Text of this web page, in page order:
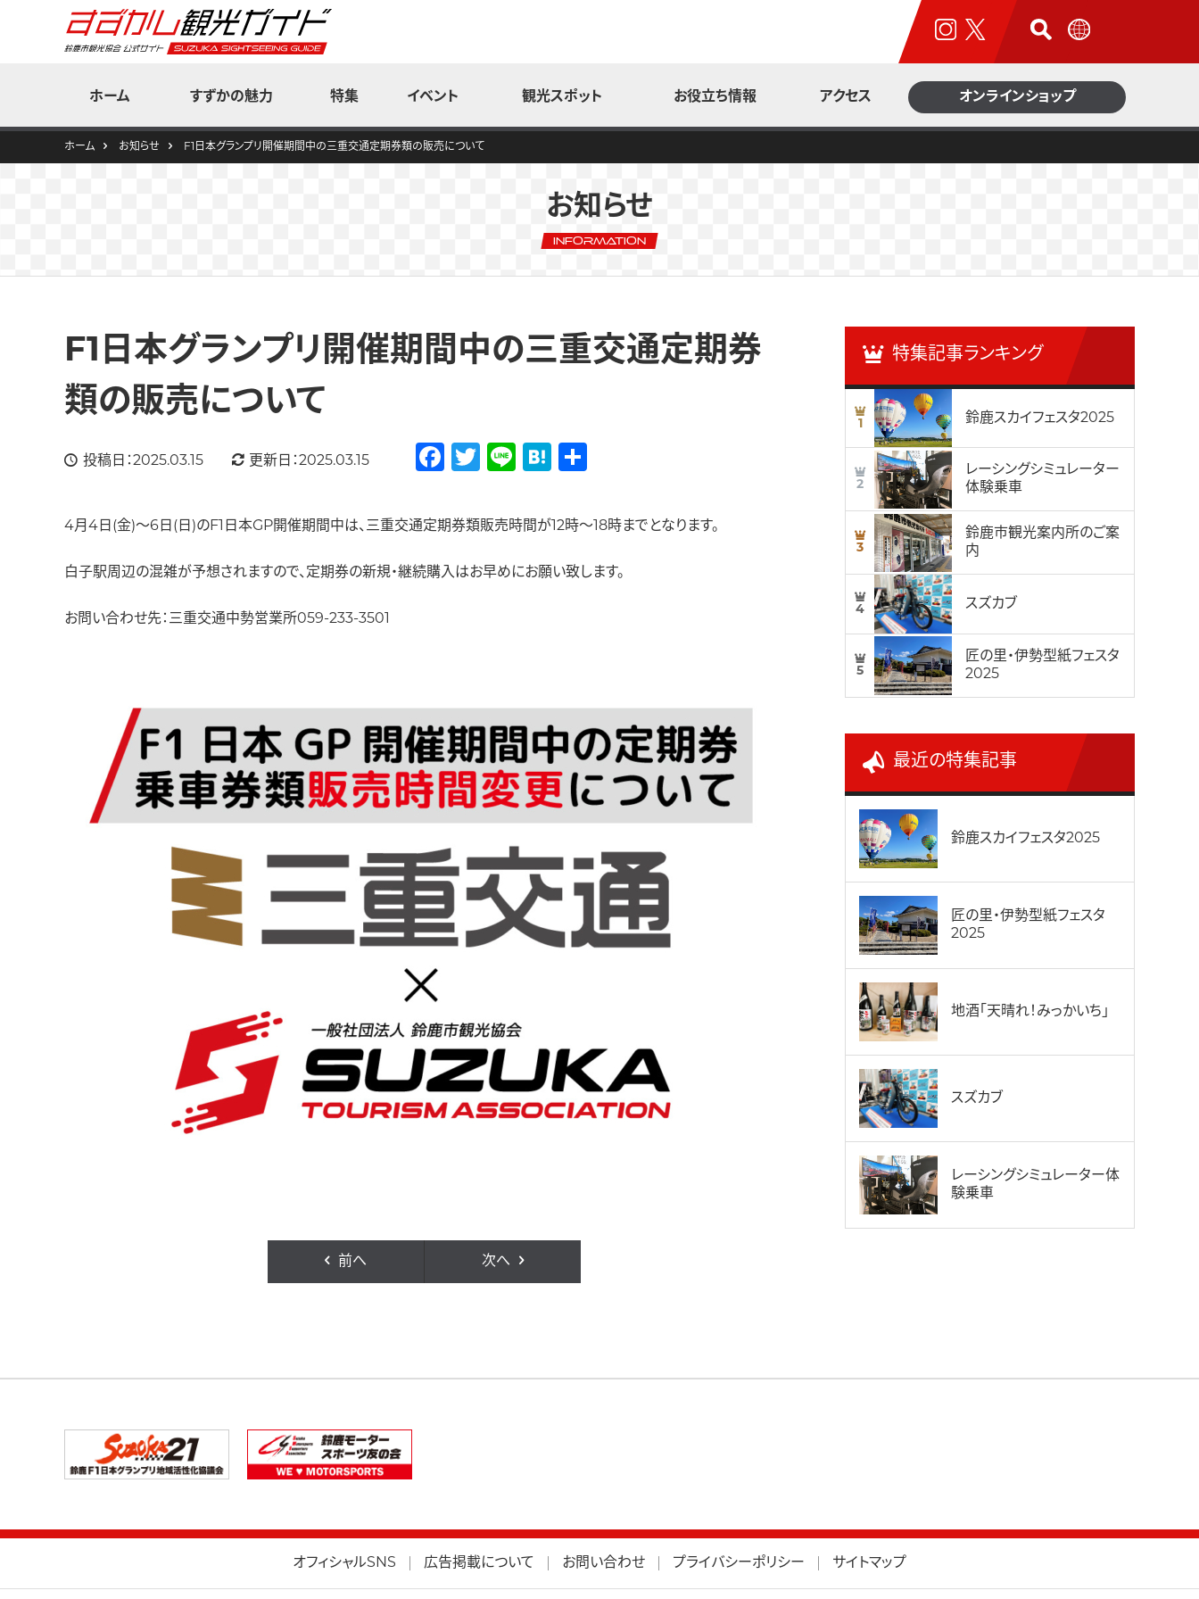
ホーム すずかの魅力 特集 イベント 観光スポット
花だより
楽しむ
お役立ち情報 アクセス オンラインショップ
ホーム お知らせ F1日本グランプリ開催期間中の三重交通定期券類の販売について
お知らせ
Information
F1日本グランプリ開催期間中の三重交通定期券
類の販売について
投稿日：2025.03.15 更新日：2025.03.15 Facebook
Twitter
LineHatena
4月4日(金)～6日(日)のF1日本GP開催期間中は、三重交通定期券類販売時間が12時～18時までとなります。
白子駅周辺の混雑が予想されますので、定期券の新規・継続購入はお早めにお願い致します。
お問い合わせ先：三重交通中勢営業所059-233-3501
前へ 次へ
特集記事ランキング
1 鈴鹿スカイフェスタ2025
2
レーシングシミュレーター
体験乗車
3
鈴鹿市観光案内所のご案
内
4 スズカブ
5
匠の里・伊勢型紙フェスタ
2025
最近の特集記事
鈴鹿スカイフェスタ2025
匠の里・伊勢型紙フェスタ
2025
地酒「天晴れ！みっかいち」
スズカブ
レーシングシミュレーター体
験乗車
オフィシャルSNS 広告掲載について お問い合わせ プライバシーポリシー サイトマップ